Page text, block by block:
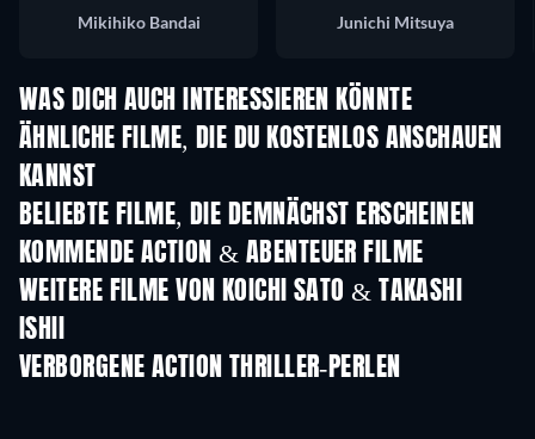
Mikihiko Bandai
Junichi Mitsuya
WAS DICH AUCH INTERESSIEREN KÖNNTE
ÄHNLICHE FILME, DIE DU KOSTENLOS ANSCHAUEN
KANNST
BELIEBTE FILME, DIE DEMNÄCHST ERSCHEINEN
KOMMENDE ACTION & ABENTEUER FILME
WEITERE FILME VON KOICHI SATO & TAKASHI
ISHII
VERBORGENE ACTION THRILLER-PERLEN